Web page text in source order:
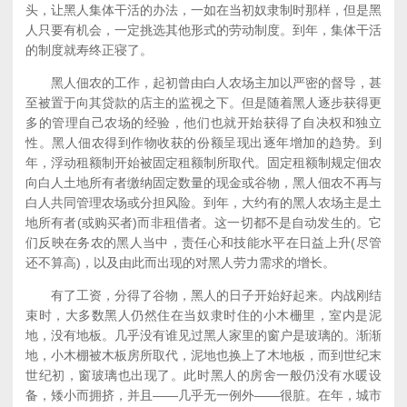
头，让黑人集体干活的办法，一如在当初奴隶制时那样，但是黑
人只要有机会，一定挑选其他形式的劳动制度。到年，集体干活
的制度就寿终正寝了。
黑人佃农的工作，起初曾由白人农场主加以严密的督导，甚
至被置于向其贷款的店主的监视之下。但是随着黑人逐步获得更
多的管理自己农场的经验，他们也就开始获得了自决权和独立
性。黑人佃农得到作物收获的份额呈现出逐年增加的趋势。到
年，浮动租额制开始被固定租额制所取代。固定租额制规定佃农
向白人土地所有者缴纳固定数量的现金或谷物，黑人佃农不再与
白人共同管理农场或分担风险。到年，大约有的黑人农场主是土
地所有者(或购买者)而非租借者。这一切都不是自动发生的。它
们反映在务农的黑人当中，责任心和技能水平在日益上升(尽管
还不算高)，以及由此而出现的对黑人劳力需求的增长。
有了工资，分得了谷物，黑人的日子开始好起来。内战刚结
束时，大多数黑人仍然住在当奴隶时住的小木栅里，室内是泥
地，没有地板。几乎没有谁见过黑人家里的窗户是玻璃的。渐渐
地，小木棚被木板房所取代，泥地也换上了木地板，而到世纪末
世纪初，窗玻璃也出现了。此时黑人的房舍一般仍没有水暖设
备，矮小而拥挤，并且——几乎无一例外——很脏。在年，城市